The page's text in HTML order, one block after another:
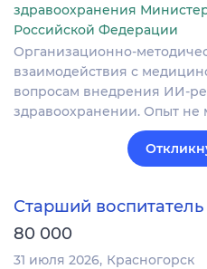
здравоохранения
Российской Федерации
Организационно-
взаимодействия с
вопросам внедрения ИИ-
здравоохранении. Опыт не
Старший воспитатель
80 000
31 июля 2026 Красногорск